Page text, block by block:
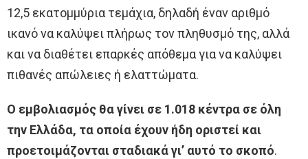
12,5 εκατομμύρια τεμάχια, δηλαδή έναν αριθμό
ικανό να καλύψει πλήρως τον πληθυσμό της, αλλά
και να διαθέτει επαρκές απόθεμα για να καλύψει
πιθανές απώλειες ή ελαττώματα.
Ο εμβολιασμός θα γίνει σε 1.018 κέντρα σε όλη
την Ελλάδα, τα οποία έχουν ήδη οριστεί και
προετοιμάζονται σταδιακά γι’ αυτό το σκοπό.